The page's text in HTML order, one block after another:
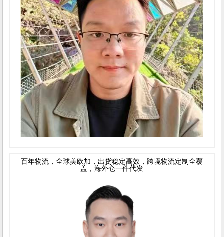
百年物流，全球美欧加，出货稳定高效，跨境物流定制全覆
盖，海外仓一件代发